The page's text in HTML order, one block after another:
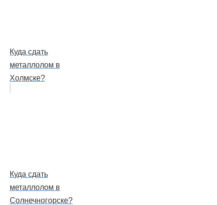
Куда сдать
металлолом в
Холмске?
Куда сдать
металлолом в
Солнечногорске?